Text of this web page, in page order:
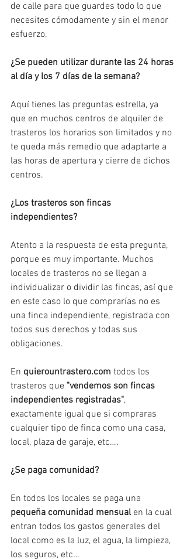
de calle para que guardes todo lo que
necesites cómodamente y sin el menor
esfuerzo.
¿Se pueden utilizar durante las 24 horas
al día y los 7 días de la semana?
Aquí tienes las preguntas estrella, ya
que en muchos centros de alquiler de
trasteros los horarios son limitados y no
te queda más remedio que adaptarte a
las horas de apertura y cierre de dichos
centros.
¿Los trasteros son fincas
independientes?
Atento a la respuesta de esta pregunta,
porque es muy importante. Muchos
locales de trasteros no se llegan a
individualizar o dividir las fincas, así que
en este caso lo que comprarías no es
una finca independiente, registrada con
todos sus derechos y todas sus
obligaciones.
En quierountrastero.com todos los
trasteros que "vendemos son fincas
independientes registradas",
exactamente igual que si compraras
cualquier tipo de finca como una casa,
local, plaza de garaje, etc….
¿Se paga comunidad?
En todos los locales se paga una
pequeña comunidad mensual en la cual
entran todos los gastos generales del
local como es la luz, el agua, la limpieza,
los seguros, etc…